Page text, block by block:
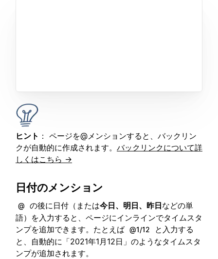
ヒント ： ページを@メンションすると、バックリン
クが自動的に作成されます。 バックリンクについて詳
しくはこちら →
日付のメンション
@ の後に日付（または今日、明日、 昨日などの単
語）を入力すると、ページにインラインでタイムスタ
ンプを追加できます。たとえば @1/12
と入力する
と、自動的に「2021年1月12日」のようなタイムスタ
ンプが追加されます。